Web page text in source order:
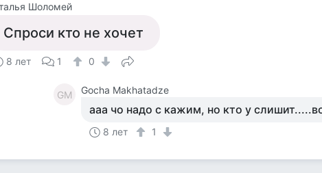
Шоломей
Спроси кто не хочет
8 лет 1 0
GM Gocha Makhatadze
ааа чо надо с кажим, но кто у
8 лет 1